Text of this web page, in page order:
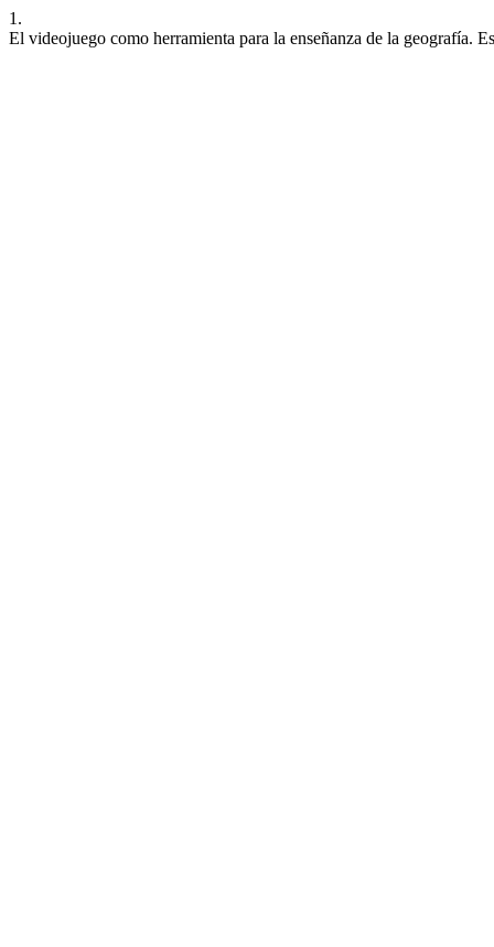
1.
El videojuego como herramienta para la enseñanza de la geografía.